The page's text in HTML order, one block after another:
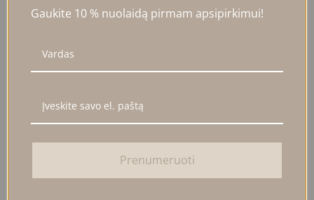
Gaukite 10 % nuolaidą pirmam apsipirkimui!
Prenumeruoti